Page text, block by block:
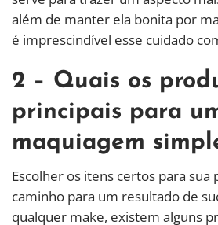
além de manter ela bonita por
é imprescindível esse cuidado
2 – Quais os
principais para
maquiagem
Escolher os itens certos para sua
caminho para um resultado de
qualquer make, existem alguns